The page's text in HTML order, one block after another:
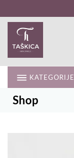
to
content
KATEGORIJE
Shop